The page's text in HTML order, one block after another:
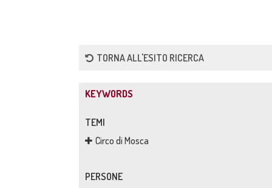
TORNA ALL'ESITO RICERCA
KEYWORDS
TEMI
Circo di Mosca
PERSONE